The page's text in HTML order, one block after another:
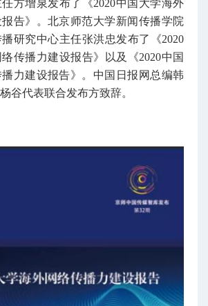
方增泉发布了《2020中国大学海外
告》。北京师范大学新闻传播学院
研究中心主任张洪忠发布了《2020
传播力建设报告》以及《2020中国
力建设报告》。中国日报网总编韩
谷代表联合发布方致辞。